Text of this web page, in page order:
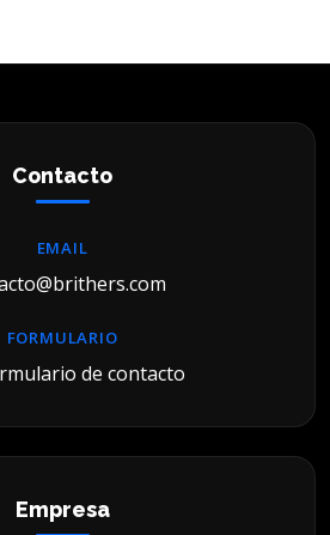
Contacto
EMAIL
FORMULARIO
de contacto
Empresa